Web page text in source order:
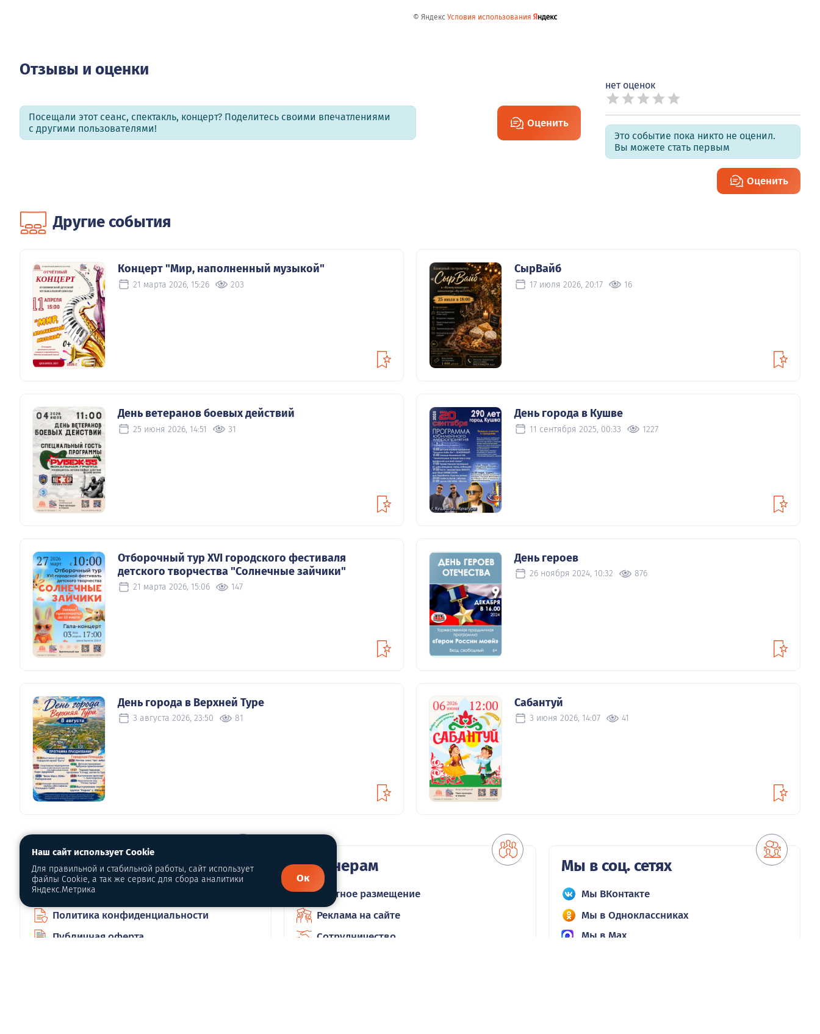
© Яндекс Условия использования
Отзывы и оценки
Посещали этот сеанс, спектакль, концерт? Поделитесь своими впечатлениями
с другими пользователями!
Оценить
нет оценок
Это событие пока никто не оценил.
Вы можете стать первым
Оценить
Другие события
Концерт "Мир, наполненный музыкой"
21 марта 2026, 15:26 203
СырВайб
17 июля 2026, 20:17 16
День ветеранов боевых действий
25 июня 2026, 14:51 31
День города в Кушве
11 сентября 2025, 00:33 1227
Отборочный тур XVI городского фестиваля
детского творчества "Солнечные зайчики"
21 марта 2026, 15:06 147
День героев
26 ноября 2024, 10:32 876
День города в Верхней Туре
3 августа 2026, 23:50 81
Сабантуй
3 июня 2026, 14:07 41
О портале
О нас
Политика конфиденциальности
Публичная оферта
Партнерам
Платное размещение
Реклама на сайте
Сотрудничество
Мы в соц. сетях
Мы ВКонтакте
Мы в Одноклассниках
Мы в Max
Наш сайт использует Cookie
Для правильной и стабильной работы, сайт использует
файлы Cookie, а так же сервис для сбора аналитики
Яндекс.Метрика
Ок